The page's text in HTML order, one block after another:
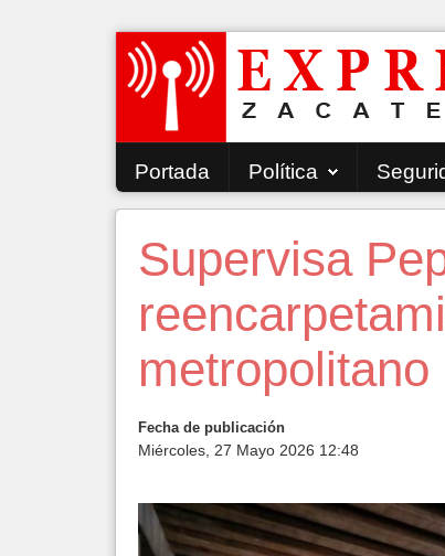
Portada Política
Supervisa
metropolitano
Fecha de publicación
Miércoles, 27 Mayo 2026 12:48